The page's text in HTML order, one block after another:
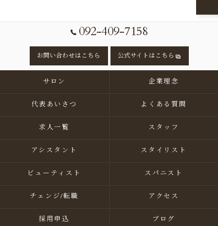
092-409-7158
お問い合わせはこちら 公式サイトはこちら
サロン 企業理念
代表あいさつ よくある質問
求人一覧 スタッフ
アシスタント スタイリスト
ビューティスト スパニスト
チェンジ/転職 アクセス
採用申込 ブログ